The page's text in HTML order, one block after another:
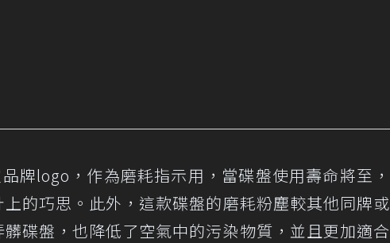
牌logo，作為磨耗指示用，當碟盤使用壽命將至，
的巧思。此外，這款碟盤的磨耗粉塵較其他同牌或
碟盤，也降低了空氣中的污染物質，並且更加適合